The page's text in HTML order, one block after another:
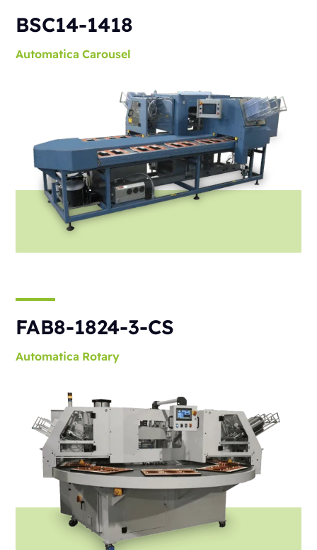
BSC14-1418
Automatica Carousel
FAB8-1824-3-CS
Automatica Rotary